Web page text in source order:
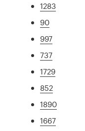
1283
90
997
737
1729
852
1890
1667